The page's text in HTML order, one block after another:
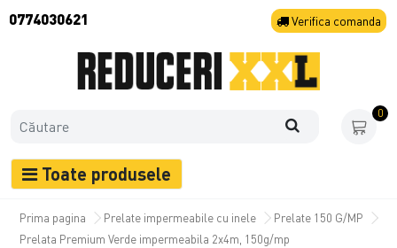
0774030621 Verifica comanda
0
Toate produsele
Prima pagina Prelate impermeabile cu inele
Prelate 150 G/MP
Prelata Premium Verde impermeabila 2x4m, 150g/mp